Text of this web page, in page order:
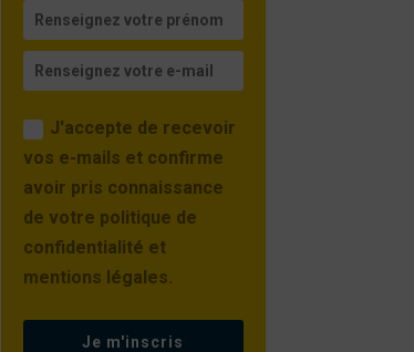
J'accepte de recevoir
vos e-mails et confirme
avoir pris connaissance
de votre politique de
confidentialité et
mentions légales.
Je m'inscris